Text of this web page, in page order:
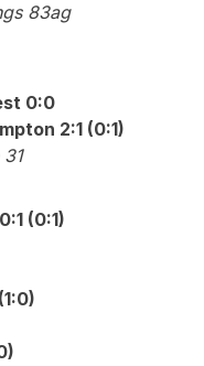
83ag
0:0
2:1 (0:1)
(0:1)